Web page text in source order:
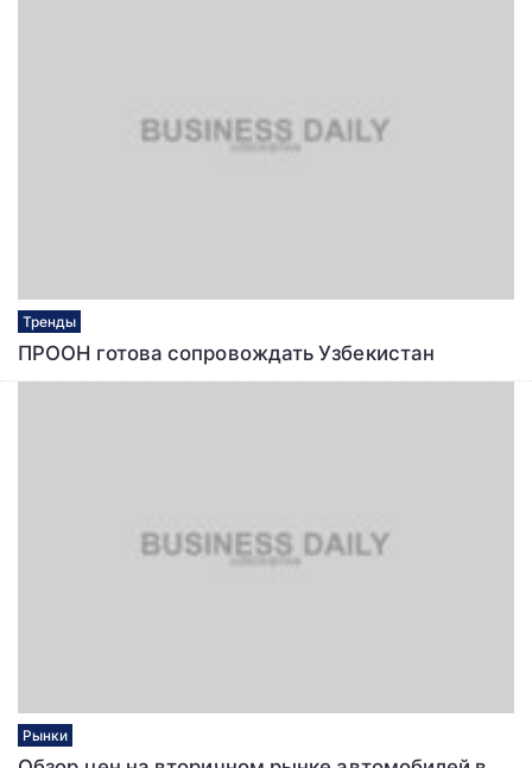
Тренды
ПРООН готова сопровождать Узбекистан
Рынки